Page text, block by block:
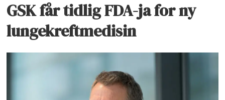
GSK får tidlig FDA-ja for ny
lungekreftmedisin